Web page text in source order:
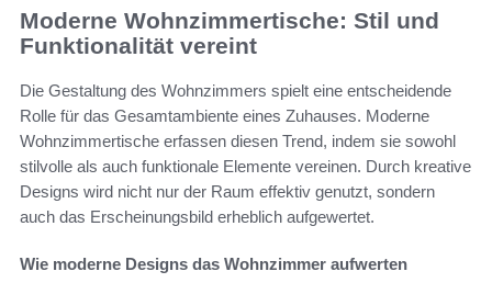
Moderne Wohnzimmertische: Stil und
Funktionalität vereint
Die Gestaltung des Wohnzimmers spielt eine entscheidende
Rolle für das Gesamtambiente eines Zuhauses. Moderne
Wohnzimmertische erfassen diesen Trend, indem sie sowohl
stilvolle als auch funktionale Elemente vereinen. Durch kreative
Designs wird nicht nur der Raum effektiv genutzt, sondern
auch das Erscheinungsbild erheblich aufgewertet.
Wie moderne Designs das Wohnzimmer aufwerten